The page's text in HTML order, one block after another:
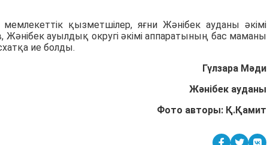
қызметшілер, яғни Жәнібек ауданы әкімі
ауылдық округі әкімі аппаратының бас маманы
ие болды.
Гүлзара Мәди
Жәнібек ауданы
Фото авторы: Қ.Қамит